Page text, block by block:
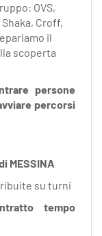
OVS,
Croff,
il
scoperta
persone
percorsi
MESSINA
su turni
tempo